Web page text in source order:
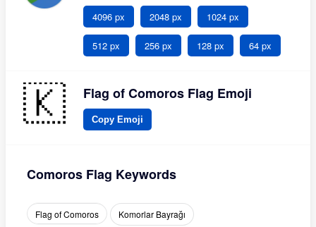
4096 px 2048 px 1024 px
512 px 256 px 128 px 64 px
Flag of Comoros Flag Emoji
Copy Emoji
Comoros Flag Keywords
Flag of Comoros Komorlar Bayrağı